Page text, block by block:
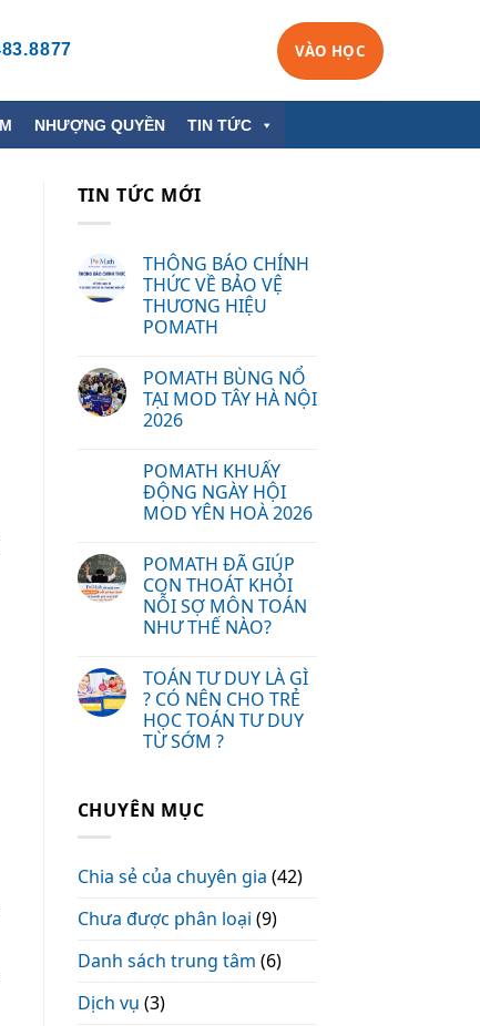
VÀO HỌC
NHƯỢNG QUYỀN TIN TỨC
TIN TỨC MỚI
THÔNG BÁO CHÍNH
THỨC VỀ BẢO VỆ
THƯƠNG HIỆU
POMATH
POMATH BÙNG NỔ
TẠI MOD TÂY HÀ NỘI
2026
POMATH KHUẤY
ĐỘNG NGÀY HỘI
MOD YÊN HOÀ 2026
POMATH ĐÃ GIÚP
CON THOÁT KHỎI
NỖI SỢ MÔN TOÁN
NHƯ THẾ NÀO?
TOÁN TƯ DUY LÀ GÌ
? CÓ NÊN CHO TRẺ
HỌC TOÁN TƯ DUY
TỪ SỚM ?
CHUYÊN MỤC
Chia sẻ của chuyên gia (42)
Chưa được phân loại (9)
Danh sách trung tâm (6)
Dịch vụ (3)